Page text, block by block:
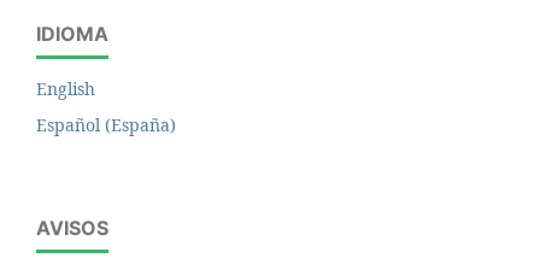
IDIOMA
English
Español (España)
AVISOS